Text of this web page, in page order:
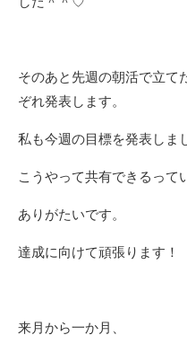
そのあと先週の朝活で立て
ぞれ発表します。
私も今週の目標を発表しま
こうやって共有できるって
ありがたいです。
達成に向けて頑張ります！
来月から一か月、